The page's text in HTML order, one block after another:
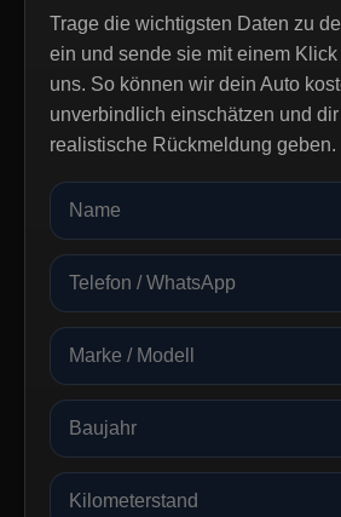
Trage die wichtigsten Daten zu
ein und sende sie mit einem
uns. So können wir dein Auto
unverbindlich einschätzen und
realistische Rückmeldung geben.